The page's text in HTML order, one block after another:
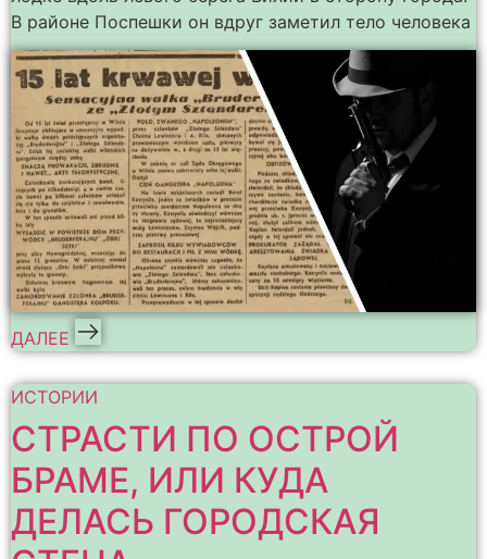
В районе Поспешки он вдруг заметил тело человека
ДАЛЕЕ
ИСТОРИИ
СТРАСТИ ПО ОСТРОЙ
БРАМЕ, ИЛИ КУДА
ДЕЛАСЬ ГОРОДСКАЯ